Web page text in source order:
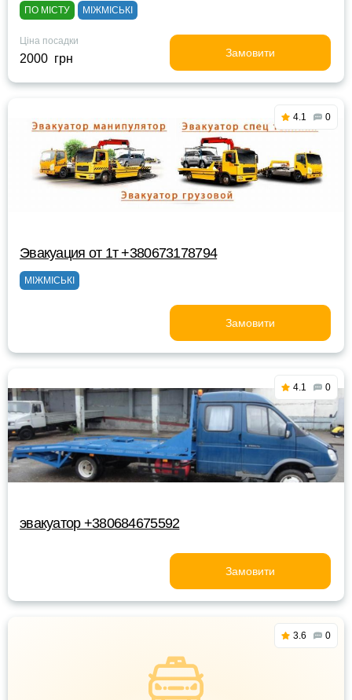
ПО МІСТУ МІЖМІСЬКІ
Ціна посадки
2000 грн Замовити
4.1 0
Эвакуация от 1т +380673178794
МІЖМІСЬКІ
Замовити
4.1 0
эвакуатор +380684675592
Замовити
3.6 0